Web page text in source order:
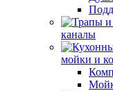
каналы
мойки и